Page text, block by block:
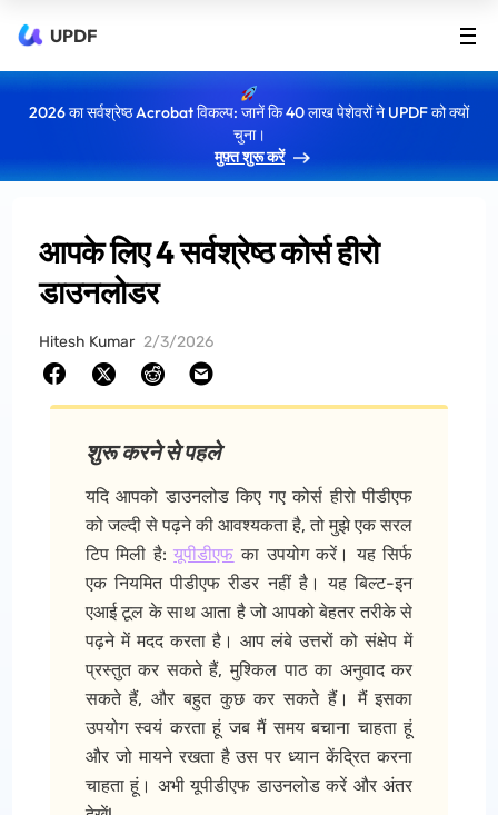
UPDF
2026 का सर्वश्रेष्ठ Acrobat विकल्प: जानें कि 40 लाख पेशेवरों ने UPDF को क्यों
चुना।
मुफ़्त शुरू करें
आपके लिए 4 सर्वश्रेष्ठ कोर्स हीरो
डाउनलोडर
Hitesh Kumar 2/3/2026
शुरू करने से पहले
यदि आपको डाउनलोड किए गए कोर्स हीरो पीडीएफ
को जल्दी से पढ़ने की आवश्यकता है, तो मुझे एक सरल
टिप मिली है:यूपीडीएफ का उपयोग करें। यह सिर्फ
एक नियमित पीडीएफ रीडर नहीं है। यह बिल्ट-इन
एआई टूल के साथ आता है जो आपको बेहतर तरीके से
पढ़ने में मदद करता है। आप लंबे उत्तरों को संक्षेप में
प्रस्तुत कर सकते हैं, मुश्किल पाठ का अनुवाद कर
सकते हैं, और बहुत कुछ कर सकते हैं। मैं इसका
उपयोग स्वयं करता हूं जब मैं समय बचाना चाहता हूं
और जो मायने रखता है उस पर ध्यान केंद्रित करना
चाहता हूं। अभी यूपीडीएफ डाउनलोड करें और अंतर